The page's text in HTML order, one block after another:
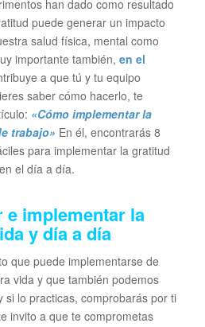
han dado como resultado
puede generar un impacto
salud física, mental como
importante también, en el
a que tú y tu equipo
saber cómo hacerlo, te
«Cómo implementar la
trabajo» En él, encontrarás 8
para implementar la gratitud
el día a día.
implementar la
y día a día
que puede implementarse de
vida y que también podemos
si lo practicas, comprobarás por ti
invito a que te comprometas